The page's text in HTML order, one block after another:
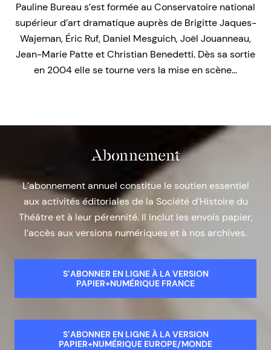
Pauline Bureau s’est formée au Conservatoire national
supérieur d’art dramatique auprès de Brigitte Jaques-
Wajeman, Éric Ruf, Daniel Mesguich, Joël Jouanneau,
Jean-Marie Patte et Christian Benedetti. Dès sa sortie
en 2004 elle se tourne vers la mise en scène…
Abonnement
L’abonnement annuel constitue le soutien essentiel
aux activités éditoriales de la Société d’Histoire du
Théâtre et à leur pérennité. Il inclut les envois papier,
l’accès aux versions numériques et à nos archives.
S’ABONNER EN LIGNE À LA VERSION
PAPIER+NUMÉRIQUE FRANCE
S’ABONNER EN LIGNE À LA VERSION
PAPIER+NUMÉRIQUE EUROPE/MONDE